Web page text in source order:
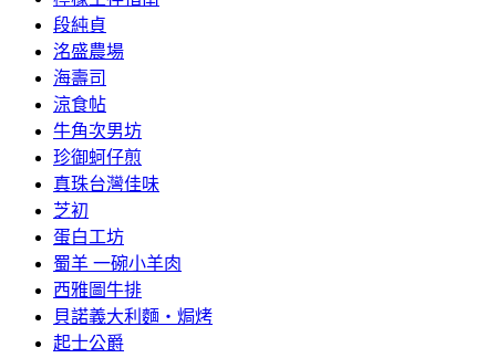
段純貞
洺盛農場
海壽司
涼食帖
牛角次男坊
珍御蚵仔煎
真珠台灣佳味
芝初
蛋白工坊
蜀羊 一碗小羊肉
西雅圖牛排
貝諾義大利麵‧焗烤
起士公爵